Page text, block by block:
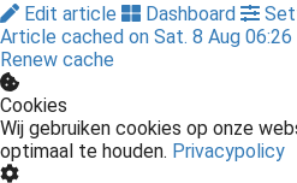
Edit article Dashboard
Article cached on Sat. 8 Aug 06:26
Renew cache
Cookies
Wij gebruiken cookies op onze
optimaal te houden. Privacypolicy